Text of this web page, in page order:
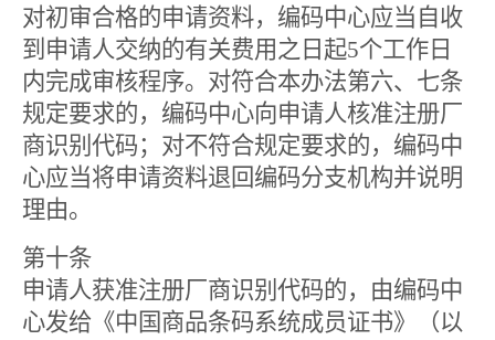
对初审合格的申请资料，编码中心应当自收
到申请人交纳的有关费用之日起5个工作日
内完成审核程序。对符合本办法第六、七条
规定要求的，编码中心向申请人核准注册厂
商识别代码；对不符合规定要求的，编码中
心应当将申请资料退回编码分支机构并说明
理由。
第十条
申请人获准注册厂商识别代码的，由编码中
心发给《中国商品条码系统成员证书》（以